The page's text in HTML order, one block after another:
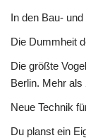
In den Bau-
Die Dummheit
Die größte
Berlin. Mehr als
Neue Technik
Du planst ein